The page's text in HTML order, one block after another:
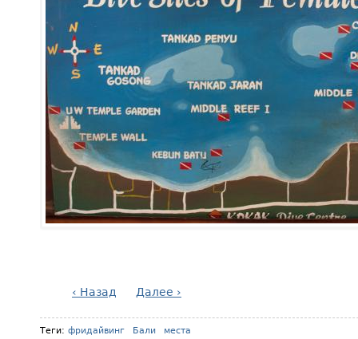
‹ Назад Далее ›
Теги: фридайвинг Бали места